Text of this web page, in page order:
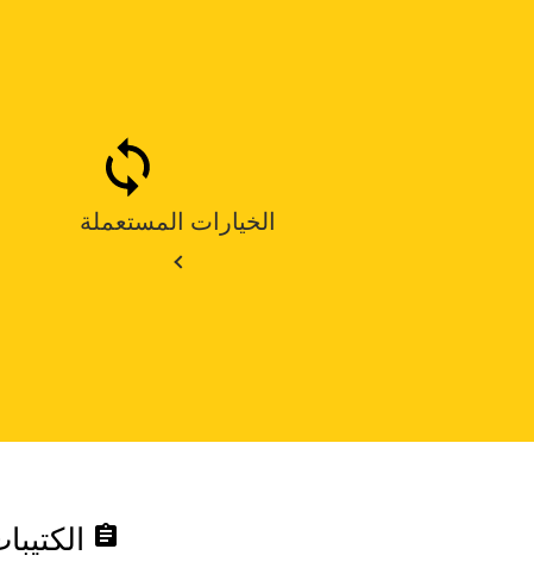
الخيارات المستعملة
assignment